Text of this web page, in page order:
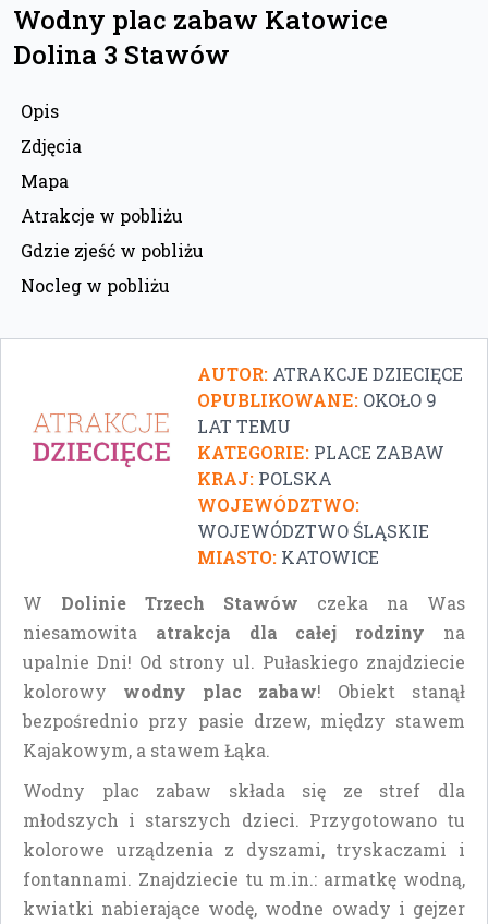
Wodny plac zabaw Katowice
Dolina 3 Stawów
Opis
Zdjęcia
Mapa
Atrakcje w pobliżu
Gdzie zjeść w pobliżu
Nocleg w pobliżu
AUTOR: ATRAKCJE DZIECIĘCE
OPUBLIKOWANE: OKOŁO 9
LAT TEMU
KATEGORIE: PLACE ZABAW
KRAJ: POLSKA
WOJEWÓDZTWO:
WOJEWÓDZTWO ŚLĄSKIE
MIASTO: KATOWICE
W Dolinie Trzech Stawów czeka na Was
niesamowita atrakcja dla całej rodziny na
upalnie Dni! Od strony ul. Pułaskiego znajdziecie
kolorowy wodny plac zabaw! Obiekt stanął
bezpośrednio przy pasie drzew, między stawem
Kajakowym, a stawem Łąka.
Wodny plac zabaw składa się ze stref dla
młodszych i starszych dzieci. Przygotowano tu
kolorowe urządzenia z dyszami, tryskaczami i
fontannami. Znajdziecie tu m.in.: armatkę wodną,
kwiatki nabierające wodę, wodne owady i gejzer